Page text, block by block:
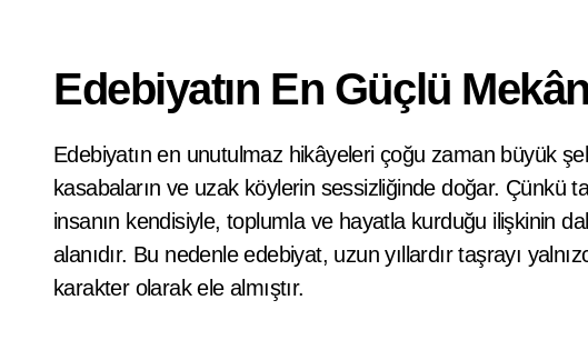
Edebiyatın En Güçlü
Edebiyatın en unutulmaz hikâyeleri çoğu zaman büyük şehirlerin kalabalığında değil, küçük
kasabaların ve uzak köylerin sessizliğinde doğar. Çünkü
insanın kendisiyle, toplumla ve hayatla kurduğu ilişkinin
alanıdır. Bu nedenle edebiyat, uzun yıllardır taşrayı
karakter olarak ele almıştır.